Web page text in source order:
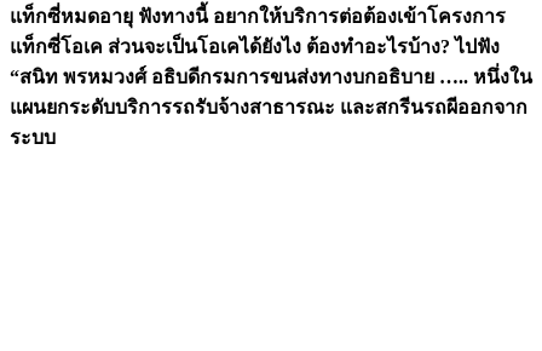
แท็กซี่หมดอายุ ฟังทางนี้ อยากให้บริการต่อต้องเข้าโครงการ
แท็กซี่โอเค ส่วนจะเป็นโอเคได้ยังไง ต้องทำอะไรบ้าง? ไปฟัง
“สนิท พรหมวงศ์ อธิบดีกรมการขนส่งทางบกอธิบาย ….. หนึ่งใน
แผนยกระดับบริการรถรับจ้างสาธารณะ และสกรีนรถผีออกจาก
ระบบ